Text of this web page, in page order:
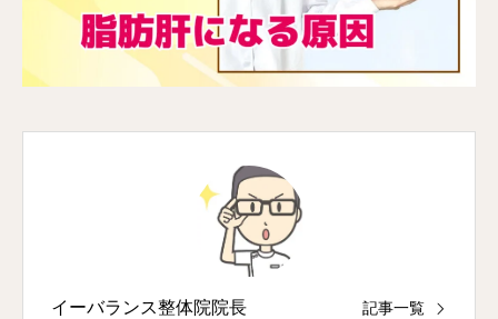
イーバランス整体院院長 記事一覧